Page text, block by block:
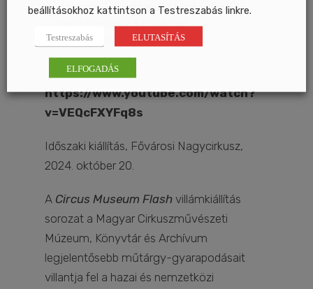
útja a múzeumi gyűjteménybe. Élő
performansz a Fővárosi
Nagycirkuszban:
https://www.youtube.com/watch?
v=VEQcFXYFq8s
Időszaki kiállítás, Fővárosi Nagycirkusz,
2024. október 20.
A Circus Museum Flash villámkiállítás
sorozat a Magyar Cirkuszművészeti
Múzeum, Könyvtár és Archívum
legjelentősebb műtárgy-gyarapodásait
villantja fel a hazai és nemzetközi
beállításokhoz kattintson a Testreszabás linkre.
Testreszabás ELUTASÍTÁS
ELFOGADÁS